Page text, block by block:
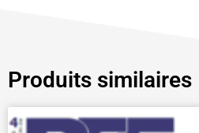
Produits similaires